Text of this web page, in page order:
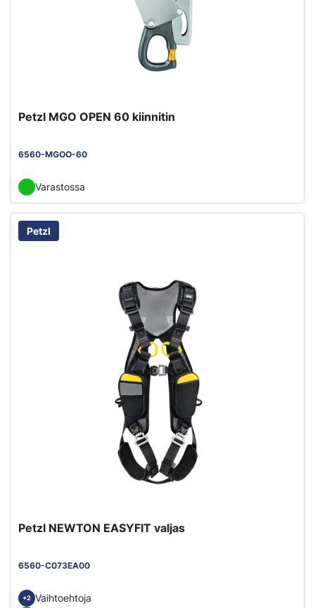
Petzl MGO OPEN 60 kiinnitin
6560-MGOO-60
Varastossa
Petzl
Petzl NEWTON EASYFIT valjas
6560-C073EA00
+2 Vaihtoehtoja